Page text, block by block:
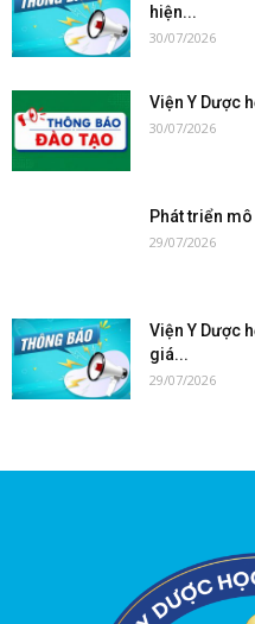
hiện...
30/07/2026
Viện Y Dược
30/07/2026
Phát triển
29/07/2026
Viện Y Dược
giá...
29/07/2026